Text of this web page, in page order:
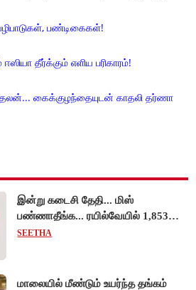
பண்டிகைகள்!
தீர்க்கும் எளிய பரிகாரம்!
கைக்குழந்தையுடன் காதலி தர்ணா
இன்று கடைசி தேதி... மிஸ்
பண்ணாதீங்க... ரயில்வேயில் 1,853
அப்ரண்டிஸ் பணியிடங்களுக்கு
SEETHA
மாலையில் மீண்டும் உயர்ந்த தங்கம்